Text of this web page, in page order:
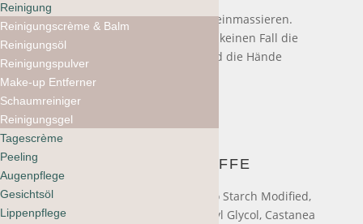
Auf die Beine auftragen und sanft einmassieren.
Achtung, nach der Anwendung auf keinen Fall die
Augen berühren und anschliessend die Hände
gründlich waschen.
INHALTSSTOFFE
Aqua / Water / Eau,
Potato Starch Modified,
Glycerin,
Caprylyl Glycol, Castanea
Reinigung
Reinigungscrème & Balm
Reinigungsöl
Reinigungspulver
Make-up Entferner
Schaumreiniger
Reinigungsgel
Tagescrème
Peeling
Augenpflege
Gesichtsöl
Lippenpflege